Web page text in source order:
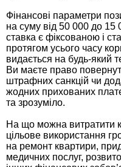
Фінансові параметри
на суму від 50 000 до 15
ставка є фіксованою і
протягом усього часу
видається на будь-який
Ви маєте право
штрафних санкцій чи
жодних прихованих
та зрозуміло.
На що можна витратити
цільове використання
на ремонт квартири,
медичних послуг,